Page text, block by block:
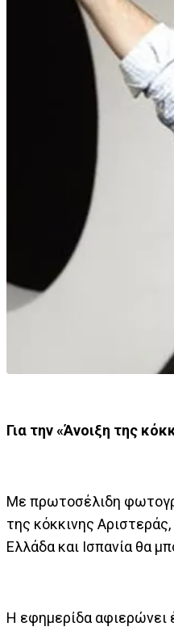
Για την «Άνοιξη της
Με πρωτοσέλιδη
της κόκκινης
Ελλάδα και Ισπανία θα
Η εφημερίδα αφιερώνει